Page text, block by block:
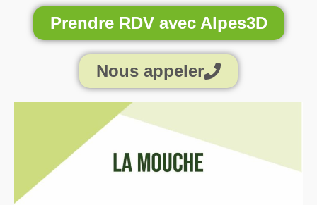
Prendre RDV avec Alpes3D
Nous appeler